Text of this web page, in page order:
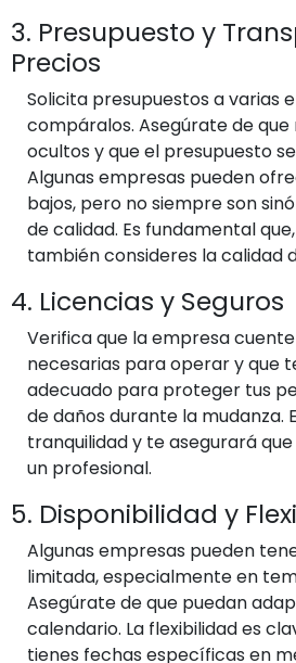
3. Presupuesto y
Precios
Solicita presupuestos a varias
compáralos. Asegúrate de que
ocultos y que el presupuesto
Algunas empresas pueden
bajos, pero no siempre son
de calidad. Es fundamental
también consideres la calidad
4. Licencias y Seguros
Verifica que la empresa
necesarias para operar y que
adecuado para proteger tus
de daños durante la mudanza.
tranquilidad y te asegurará
un profesional.
5. Disponibilidad y
Algunas empresas pueden
limitada, especialmente en
Asegúrate de que puedan
calendario. La flexibilidad es
tienes fechas específicas en